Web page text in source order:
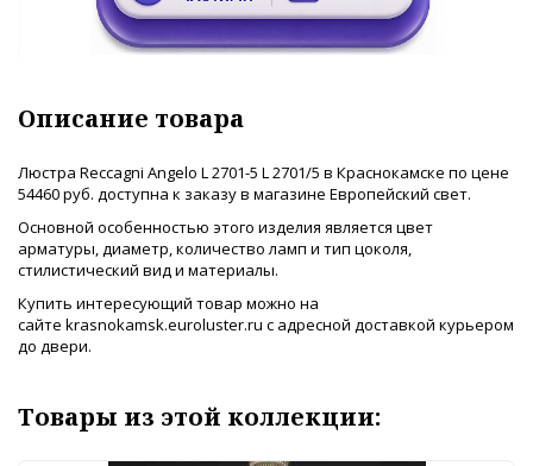
Описание товара
Люстра Reccagni Angelo L 2701-5 L 2701/5 в Краснокамске по цене
54460 руб. доступна к заказу в магазине Европейский свет.
Основной особенностью этого изделия является цвет
арматуры, диаметр, количество ламп и тип цоколя,
стилистический вид и материалы.
Купить интересующий товар можно на
сайте krasnokamsk.euroluster.ru с адресной доставкой курьером
до двери.
Товары из этой коллекции: